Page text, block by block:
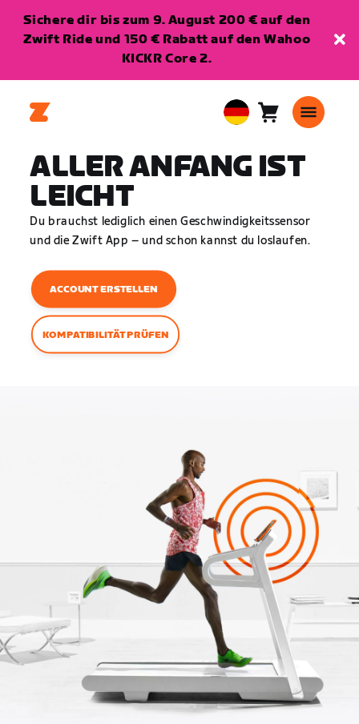
Sichere dir bis zum 9. August 200 € auf den
Zwift Ride und 150 € Rabatt auf den Wahoo
KICKR Core 2.
European
Deutsch
Warenkorb
ALLER ANFANG IST
LEICHT
Du brauchst lediglich einen Geschwindigkeitssensor
und die Zwift App – und schon kannst du loslaufen.
ACCOUNT ERSTELLEN
KOMPATIBILITÄT PRÜFEN